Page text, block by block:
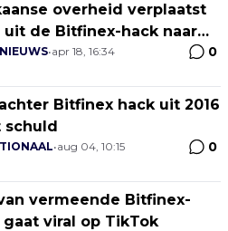
overheid verplaatst
de Bitfinex-hack naar
Prime
•apr 18, 16:34 0
Bitfinex hack uit 2016
schuld
•aug 04, 10:15 0
vermeende Bitfinex-
gaat viral op TikTok